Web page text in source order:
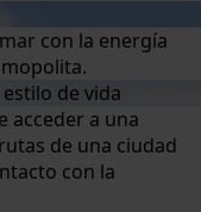
con la energía
de vida
acceder a una
de una ciudad
con la